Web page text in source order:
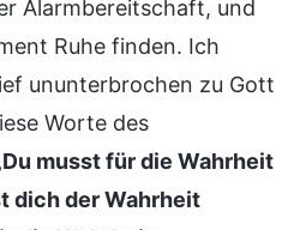
Alarmbereitschaft, und
Ruhe finden. Ich
ununterbrochen zu Gott
Worte des
Du musst für die Wahrheit
dich der Wahrheit